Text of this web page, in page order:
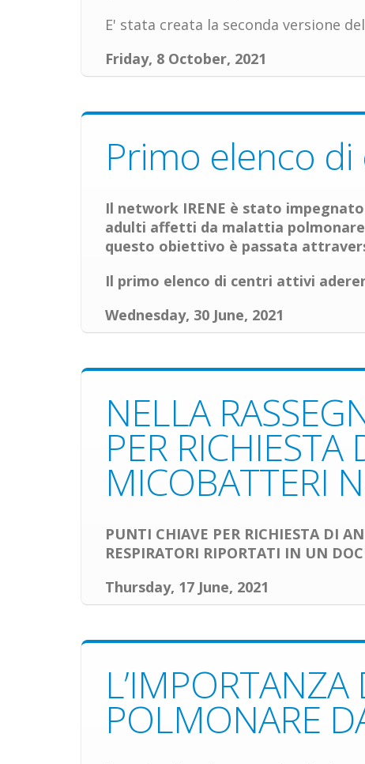
E' stata creata la seconda versione
Friday, 8 October, 2021
Primo elenco
Il network IRENE è stato
adulti affetti da malattia
questo obiettivo è passata
Il primo elenco di centri attivi
Wednesday, 30 June, 2021
NELLA
PER
MICOBATTERI
PUNTI CHIAVE PER RICHIESTA DI
RESPIRATORI RIPORTATI IN UN
Thursday, 17 June, 2021
POLMONARE